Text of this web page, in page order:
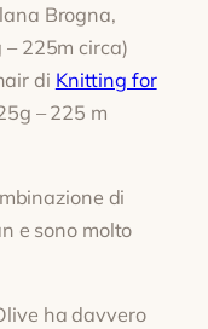
Brogna,
225m circa)
di Knitting for
– 225 m
di
e sono molto
ha davvero